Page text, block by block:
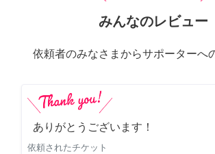
みんなのレビュー
依頼者のみなさまからサポーターへ
ありがとうございます！
依頼されたチケット